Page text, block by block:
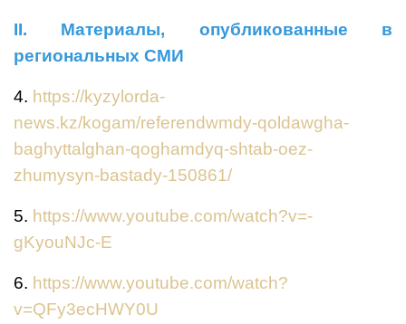
ІІ. Материалы, опубликованные в
региональных СМИ
4. https://kyzylorda-
news.kz/kogam/referendwmdy-qoldawgha-
baghyttalghan-qoghamdyq-shtab-oez-
zhumysyn-bastady-150861/
5. https://www.youtube.com/watch?v=-
gKyouNJc-E
6. https://www.youtube.com/watch?
v=QFy3ecHWY0U